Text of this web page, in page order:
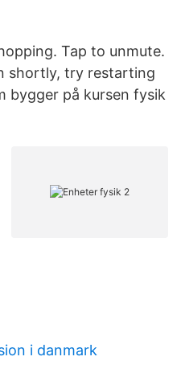
Tap to unmute.
shortly, try restarting
bygger på kursen fysik
i danmark